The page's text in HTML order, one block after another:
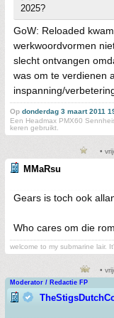
2025?
GoW: Reloaded
werkwoordvormen
slecht ontvangen
was om te verdienen
inspanning/
Op donderdag 3 maart 2011
Een Headmax PMX60
keren gebruikt.
•
MMaRsu
Gears is toch ook
Who cares om die
welcome to my submarine lair.
•
Moderator / Redactie FP